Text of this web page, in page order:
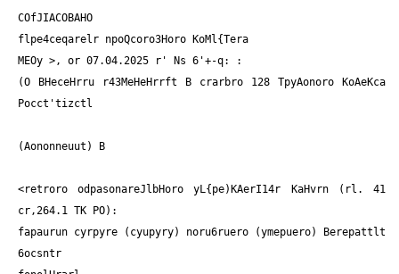
COfJIACOBAHO
flpe4ceqarelr npoQcoro3Horo KoMl{Tera
MEOy >, or 07.04.2025 r' Ns 6'+-q: :
(O BHeceHrru r43MeHeHrrft B crarbro 128 TpyAonoro KoAeKca
Pocct'tizct l
(Aononneuut) B
<retroro odpasonareJlbHoro yL{pe)KAerI14r
KaHvrn (rl. 41
cr,264.1 TK PO):
fapaurun cyrpyre (cyupyry) noru6ruero (ymepuero) Berepattlt
6ocsntr